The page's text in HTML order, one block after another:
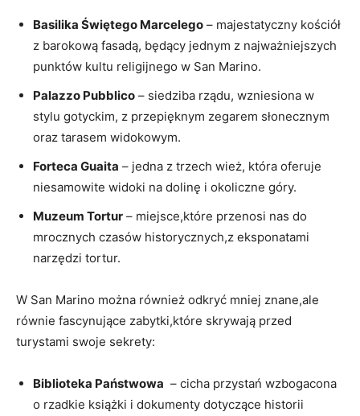
Basilika Świętego Marcelego – majestatyczny kościół
z barokową fasadą, będący jednym z najważniejszych
punktów kultu⁢ religijnego⁤ w‍ San ⁢Marino.
Palazzo Pubblico – ⁤siedziba rządu, wzniesiona w
stylu gotyckim, ⁢z przepięknym⁣ zegarem słonecznym
oraz tarasem widokowym.
Forteca Guaita – jedna ⁢z trzech wież,​ która oferuje
niesamowite widoki na dolinę i‌ okoliczne góry.
Muzeum Tortur – miejsce,które przenosi ⁤nas do
mrocznych czasów historycznych,z eksponatami
narzędzi tortur.
W San Marino można również odkryć mniej znane,ale
równie fascynujące zabytki,które skrywają przed⁢
turystami swoje sekrety:
Biblioteka​ Państwowa ⁣ – cicha‍ przystań wzbogacona
o rzadkie książki i dokumenty dotyczące historii⁢